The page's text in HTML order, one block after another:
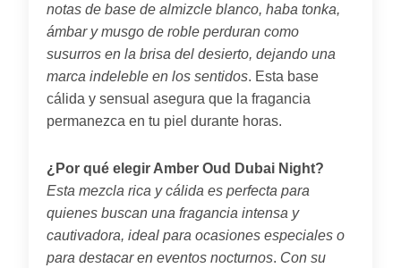
notas de base de almizcle blanco, haba tonka,
ámbar y musgo de roble perduran como
susurros en la brisa del desierto, dejando una
marca indeleble en los sentidos. Esta base
cálida y sensual asegura que la fragancia
permanezca en tu piel durante horas.
¿Por qué elegir Amber Oud Dubai Night?
Esta mezcla rica y cálida es perfecta para
quienes buscan una fragancia intensa y
cautivadora, ideal para ocasiones especiales o
para destacar en eventos nocturnos. Con su